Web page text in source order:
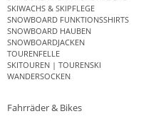
SKIWACHS & SKIPFLEGE
SNOWBOARD FUNKTIONSSHIRTS
SNOWBOARD HAUBEN
SNOWBOARDJACKEN
TOURENFELLE
SKITOUREN | TOURENSKI
WANDERSOCKEN
Fahrräder & Bikes